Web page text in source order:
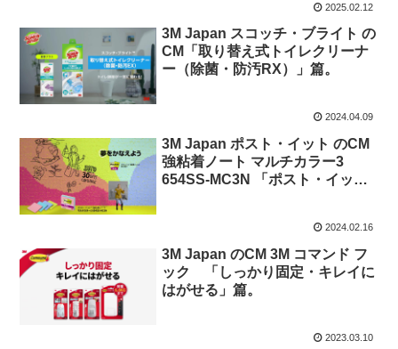
2025.02.12
3M Japan スコッチ・ブライト の
CM「取り替え式トイレクリーナ
ー（除菌・防汚RX）」篇。
2024.04.09
3M Japan ポスト・イット のCM
強粘着ノート マルチカラー3
654SS-MC3N 「ポスト・イット
2024.02.16
3M Japan のCM 3M コマンド フ
ック 「しっかり固定・キレイに
はがせる」篇。
2023.03.10